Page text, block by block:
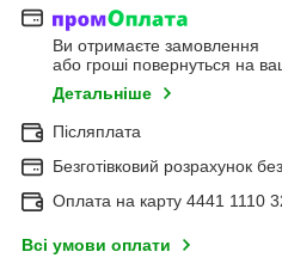
Ви отримаєте замовлення
або гроші повернуться на
Детальніше
Післяплата
Безготівковий розрахунок
Оплата на карту 4441 1110
Всі умови оплати